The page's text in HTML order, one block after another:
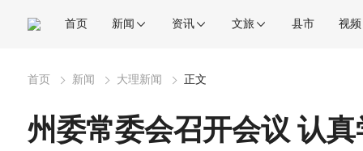
首页 新闻 资讯 文旅 县市 视频
首页 新闻 大理新闻 正文
州委常委会召开会议 认